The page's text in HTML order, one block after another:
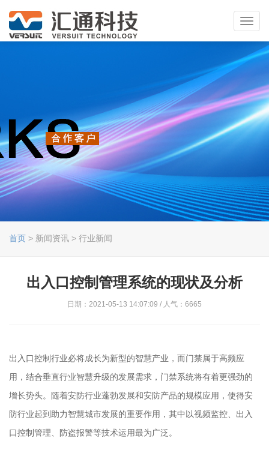
首页 > 新闻资讯 > 行业新闻
出入口控制管理系统的现状及分析
日期：2021-05-13 14:07:09 / 人气：6665
出入口控制行业必将成长为新型的智慧产业，而门禁属于高频应
用，结合垂直行业智慧升级的发展需求，门禁系统将有着更强劲的
增长势头。 随着安防行业蓬勃发展和安防产品的规模应用，使得安
防行业起到助力智慧城市发展的重要作用，其中以视频监控、出入
口控制管理、防盗报警等技术运用最为广泛。